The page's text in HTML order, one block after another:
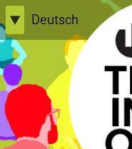
Skip
to
content
▼
Deutsch
English
Einfache Sprache
TransInterQueer e.V.